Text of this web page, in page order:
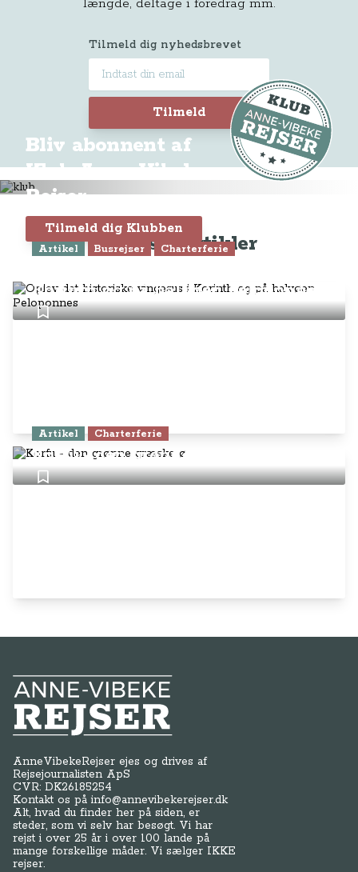
længde, deltage i foredrag mm.
Tilmeld dig nyhedsbrevet
Tilmeld
Bliv abonnent af
Klub Anne-Vibeke
Rejser
Tilmeld dig Klubben
Seneste artikler
Artikel Busrejser Charterferie
Korinth og på halvøen Peloponnes
Artikel Charterferie
Korfu - den grønne græske ø
Anne-Vibeke Rejser
AnneVibekeRejser ejes og drives af
Rejsejournalisten ApS
CVR: DK26185254
Kontakt os påinfo@annevibekerejser.dk
Alt, hvad du finder her på siden, er
steder, som vi selv har besøgt. Vi har
rejst i over 25 år i over 100 lande på
mange forskellige måder. Vi sælger IKKE
rejser.